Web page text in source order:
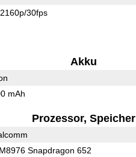
2160p/30fps
Akku
mAh
Prozessor, Speicher
Snapdragon 652